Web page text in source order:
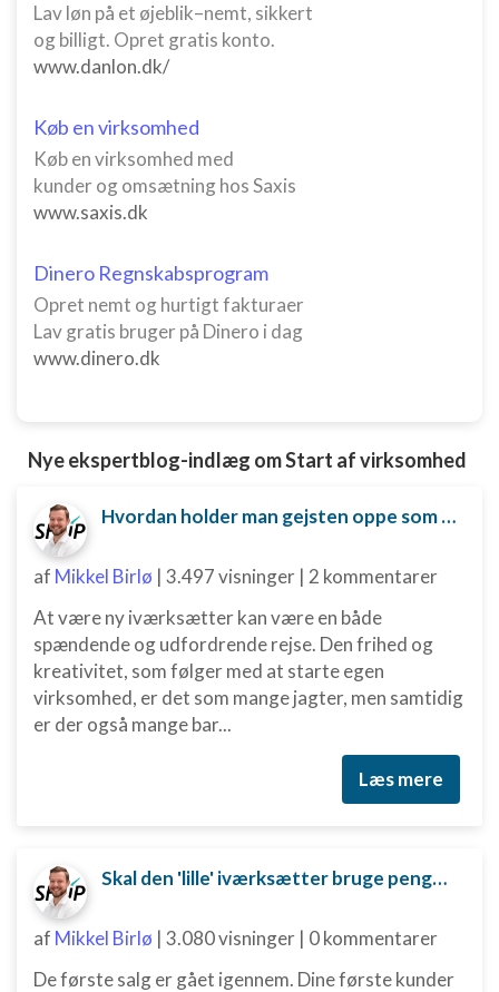
Lav løn på et øjeblik–nemt, sikkert
og billigt. Opret gratis konto.
www.danlon.dk/
Køb en virksomhed
Køb en virksomhed med
kunder og omsætning hos Saxis
www.saxis.dk
Dinero Regnskabsprogram
Opret nemt og hurtigt fakturaer
Lav gratis bruger på Dinero i dag
www.dinero.dk
Nye ekspertblog-indlæg om Start af virksomhed
Hvordan holder man gejsten oppe som ny iværksætter?
af Mikkel Birlø | 3.497 visninger | 2 kommentarer
At være ny iværksætter kan være en både
spændende og udfordrende rejse. Den frihed og
kreativitet, som følger med at starte egen
virksomhed, er det som mange jagter, men samtidig
er der også mange bar...
Læs mere
Skal den 'lille' iværksætter bruge penge på digital marketing?
af Mikkel Birlø | 3.080 visninger | 0 kommentarer
De første salg er gået igennem. Dine første kunder